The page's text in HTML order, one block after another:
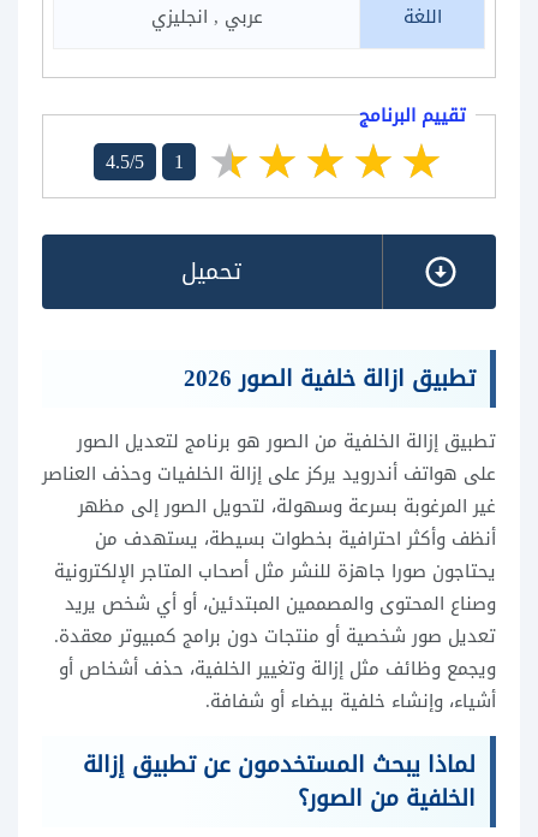
اللغة
عربي , انجليزي
تقييم البرنامج
4.5/5 1
تحميل
تطبيق ازالة خلفية الصور 2026
تطبيق إزالة الخلفية من الصور هو برنامج لتعديل الصور
على هواتف أندرويد يركز على إزالة الخلفيات وحذف العناصر
غير المرغوبة بسرعة وسهولة، لتحويل الصور إلى مظهر
أنظف وأكثر احترافية بخطوات بسيطة، يستهدف من
يحتاجون صورا جاهزة للنشر مثل أصحاب المتاجر الإلكترونية
وصناع المحتوى والمصممين المبتدئين، أو أي شخص يريد
تعديل صور شخصية أو منتجات دون برامج كمبيوتر معقدة.
ويجمع وظائف مثل إزالة وتغيير الخلفية، حذف أشخاص أو
أشياء، وإنشاء خلفية بيضاء أو شفافة.
لماذا يبحث المستخدمون عن تطبيق إزالة
الخلفية من الصور؟